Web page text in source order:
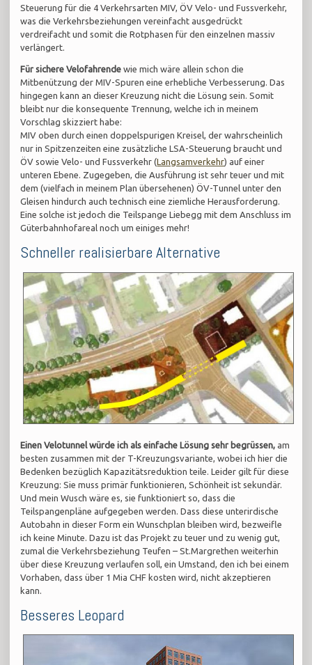
Steuerung für die 4 Verkehrsarten MIV, ÖV Velo- und Fussverkehr,
was die Verkehrsbeziehungen vereinfacht ausgedrückt
verdreifacht und somit die Rotphasen für den einzelnen massiv
verlängert.
Für sichere Velofahrende wie mich wäre allein schon die
Mitbenützung der MIV-Spuren eine erhebliche Verbesserung. Das
hingegen kann an dieser Kreuzung nicht die Lösung sein. Somit
bleibt nur die konsequente Trennung, welche ich in meinem
Vorschlag skizziert habe:
MIV oben durch einen doppelspurigen Kreisel, der wahrscheinlich
nur in Spitzenzeiten eine zusätzliche LSA-Steuerung braucht und
ÖV sowie Velo- und Fussverkehr (Langsamverkehr) auf einer
unteren Ebene. Zugegeben, die Ausführung ist sehr teuer und mit
dem (vielfach in meinem Plan übersehenen) ÖV-Tunnel unter den
Gleisen hindurch auch technisch eine ziemliche Herausforderung.
Eine solche ist jedoch die Teilspange Liebegg mit dem Anschluss im
Güterbahnhofareal noch um einiges mehr!
Schneller realisierbare Alternative
Einen Velotunnel würde ich als einfache Lösung sehr begrüssen, am
besten zusammen mit der T-Kreuzungsvariante, wobei ich hier die
Bedenken bezüglich Kapazitätsreduktion teile. Leider gilt für diese
Kreuzung: Sie muss primär funktionieren, Schönheit ist sekundär.
Und mein Wusch wäre es, sie funktioniert so, dass die
Teilspangenpläne aufgegeben werden. Dass diese unterirdische
Autobahn in dieser Form ein Wunschplan bleiben wird, bezweifle
ich keine Minute. Dazu ist das Projekt zu teuer und zu wenig gut,
zumal die Verkehrsbeziehung Teufen – St.Margrethen weiterhin
über diese Kreuzung verlaufen soll, ein Umstand, den ich bei einem
Vorhaben, dass über 1 Mia CHF kosten wird, nicht akzeptieren
kann.
Besseres Leopard